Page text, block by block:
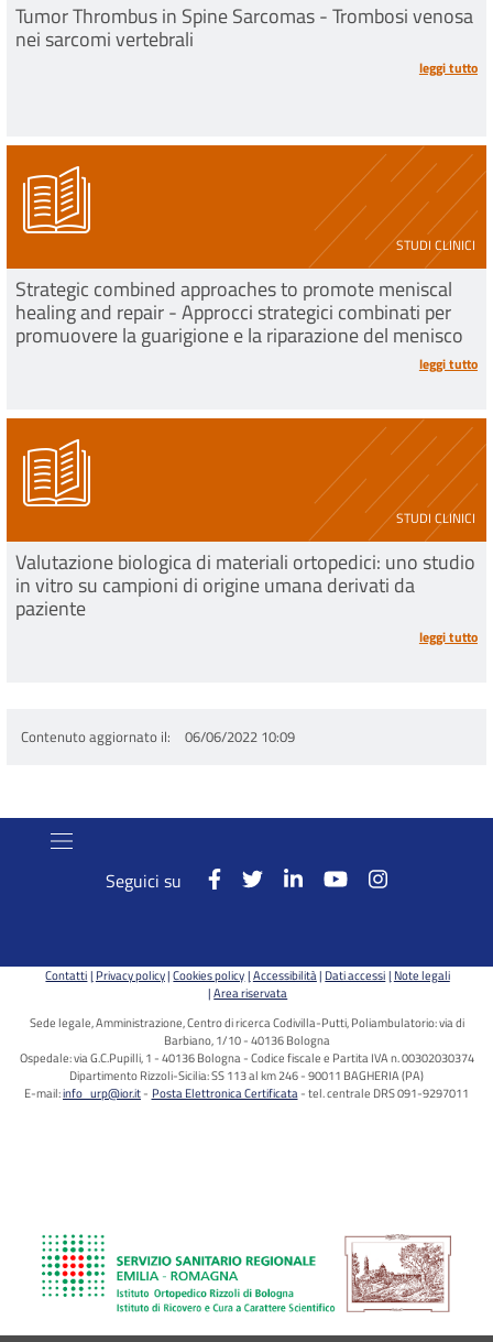
Tumor Thrombus in Spine Sarcomas - Trombosi venosa
nei sarcomi vertebrali
leggi tutto
STUDI CLINICI
Strategic combined approaches to promote meniscal
healing and repair - Approcci strategici combinati per
promuovere la guarigione e la riparazione del menisco
leggi tutto
STUDI CLINICI
Valutazione biologica di materiali ortopedici: uno studio
in vitro su campioni di origine umana derivati da
paziente
leggi tutto
Contenuto aggiornato il 06/06/2022 10:09
Seguici su
Contatti Privacy policy Cookies policy Accessibilità Dati accessi Note legali
Area riservata
Sede legale, Amministrazione, Centro di ricerca Codivilla-Putti, Poliambulatorio: via di
Barbiano, 1/10 - 40136 Bologna
Ospedale: via G.C.Pupilli, 1 - 40136 Bologna - Codice fiscale e Partita IVA n. 00302030374
Dipartimento Rizzoli-Sicilia: SS 113 al km 246 - 90011 BAGHERIA (PA)
E-mail:info_urp@ior.it Posta Elettronica Certificata tel. centrale DRS 091-9297011